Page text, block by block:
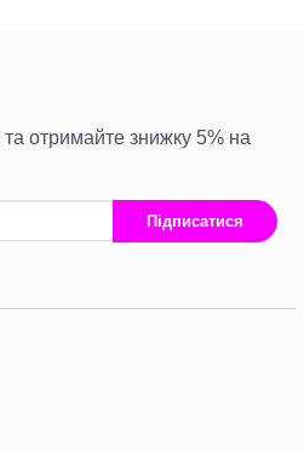
та отримайте знижку 5% на
Підписатися